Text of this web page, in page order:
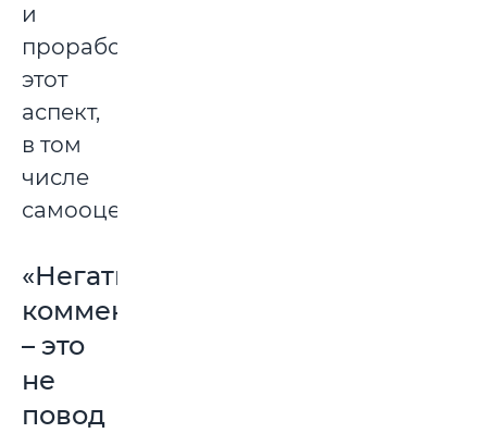
и
проработать
этот
аспект,
в том
числе
самооценку.
«Негативные
комментарии
– это
не
повод